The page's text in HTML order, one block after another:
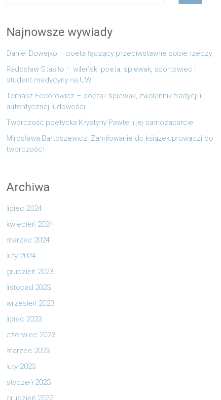
Najnowsze wywiady
Daniel Dowejko – poeta łączący przeciwstawne sobie rzeczy
Radosław Stasiło – wileński poeta, śpiewak, sportowiec i
student medycyny na UW
Tomasz Fedorowicz – poeta i śpiewak, zwolennik tradycji i
autentycznej ludowości
Twórczość poetycka Krystyny Pawtel i jej samozaparcie
Mirosława Bartoszewicz: Zamiłowanie do książek prowadzi do
twórczości
Archiwa
lipiec 2024
kwiecień 2024
marzec 2024
luty 2024
grudzień 2023
listopad 2023
wrzesień 2023
lipiec 2023
czerwiec 2023
marzec 2023
luty 2023
styczeń 2023
grudzień 2022